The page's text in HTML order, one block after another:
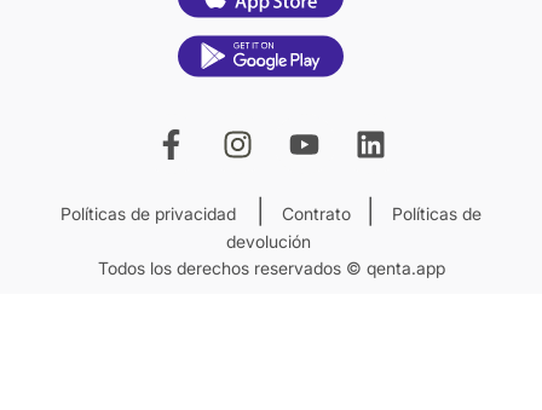
Políticas de privacidad Contrato
Políticas de
devolución
Todos los derechos reservados © qenta.app